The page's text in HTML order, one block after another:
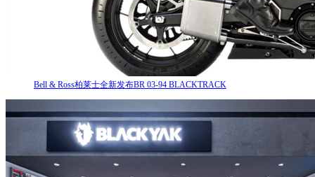
Bell & Ross柏莱士全新发布BR 03-94 BLACKTRACK